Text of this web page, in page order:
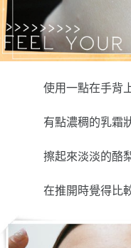
使用一點在手背
有點濃稠的乳霜
擦起來淡淡的酪
在推開時覺得比